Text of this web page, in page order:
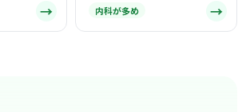
→ 内科が多め →